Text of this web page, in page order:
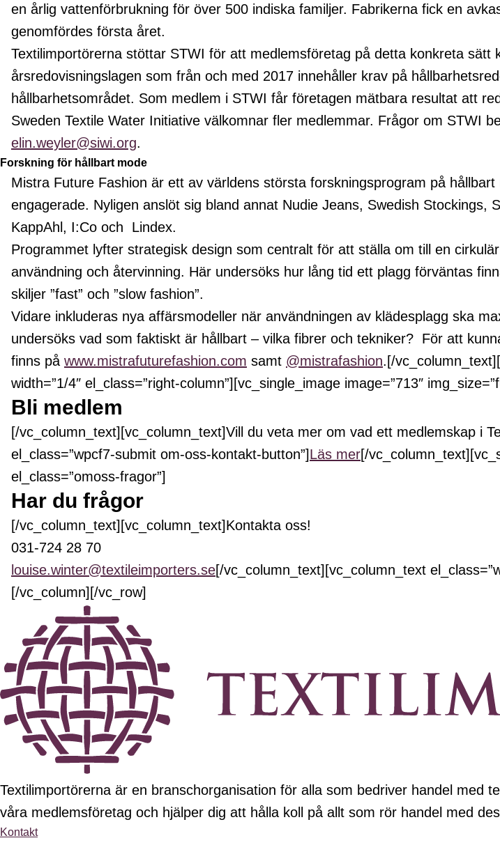
en årlig vattenförbrukning för över 500 indiska familjer. Fabrikerna fick en
genomfördes första året.
Textilimportörerna stöttar STWI för att medlemsföretag på detta konkreta
årsredovisningslagen som från och med 2017 innehåller krav på
hållbarhetsområdet. Som medlem i STWI får företagen mätbara resultat att
Sweden Textile Water Initiative välkomnar fler medlemmar. Frågor om STWI
elin.weyler@siwi.org.
Forskning för hållbart mode
Mistra Future Fashion är ett av världens största forskningsprogram på
engagerade. Nyligen anslöt sig bland annat Nudie Jeans, Swedish Stockings,
KappAhl, I:Co och Lindex.
Programmet lyfter strategisk design som centralt för att ställa om till en
användning och återvinning. Här undersöks hur lång tid ett plagg förväntas
skiljer ”fast” och ”slow fashion”.
Vidare inkluderas nya affärsmodeller när användningen av klädesplagg ska
undersöks vad som faktiskt är hållbart – vilka fibrer och tekniker? För att
finns på www.mistrafuturefashion.com samt @mistrafashion.[/
width=”1/4″ el_class=”right-column”][vc_single_image image=”713″
Bli medlem
[/vc_column_text][vc_column_text]Vill du veta mer om vad ett medlemskap i
el_class=”wpcf7-submit om-oss-kontakt-button”]Läs mer[/
el_class=”omoss-fragor”]
Har du frågor
[/vc_column_text][vc_column_text]Kontakta oss!
031-724 28 70
louise.winter@textileimporters.se[/vc_column_text][vc_column_text
[/vc_column][/vc_row]
Textilimportörerna är en branschorganisation för alla som bedriver handel med
våra medlemsföretag och hjälper dig att hålla koll på allt som rör handel med
Kontakt